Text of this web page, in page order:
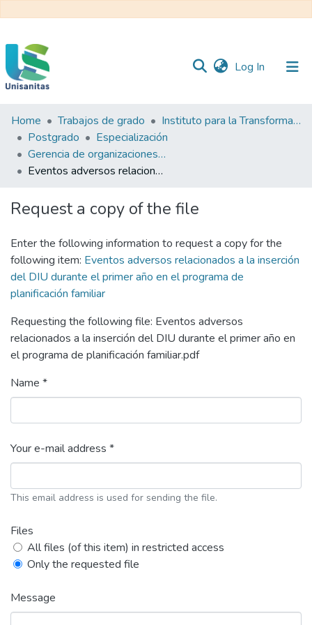
Log In (current)
Inicio
Web
Unisanitas
Web
Biblioteca
Home Trabajos de grado
Instituto para la Transformación y el Desarrollo Sanitario - ITDS
Postgrado
Especialización
Gerencia de organizaciones del sector salud
Eventos adversos relacionados a la inserción del DIU durante el primer año en el programa de planificación familiar
Request a copy of the file
Enter the following information to request a copy for the
following item: Eventos adversos relacionados a la inserción
del DIU durante el primer año en el programa de
planificación familiar
Requesting the following file: Eventos adversos
relacionados a la inserción del DIU durante el primer año en
el programa de planificación familiar.pdf
Name *
Your e-mail address *
This email address is used for sending the file.
Files
All files (of this item) in restricted access
Only the requested file
Message